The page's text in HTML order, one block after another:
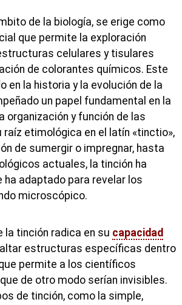
de la biología, se erige como
que permite la exploración
celulares y tisulares
de colorantes químicos. Este
en la historia y la evolución de la
un papel fundamental en la
organización y función de las
raíz etimológica en el latín «tinctio»,
de sumergir o impregnar, hasta
actuales, la tinción ha
ha adaptado para revelar los
microscópico.
la tinción radica en su capacidad
estructuras específicas dentro
permite a los científicos
de otro modo serían invisibles.
de tinción, como la simple,